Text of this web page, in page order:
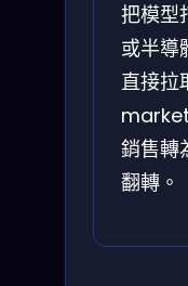
把模型
或半導
直接拉
銷售轉
翻轉。